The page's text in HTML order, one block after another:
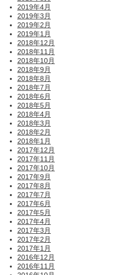
2019年4月
2019年3月
2019年2月
2019年1月
2018年12月
2018年11月
2018年10月
2018年9月
2018年8月
2018年7月
2018年6月
2018年5月
2018年4月
2018年3月
2018年2月
2018年1月
2017年12月
2017年11月
2017年10月
2017年9月
2017年8月
2017年7月
2017年6月
2017年5月
2017年4月
2017年3月
2017年2月
2017年1月
2016年12月
2016年11月